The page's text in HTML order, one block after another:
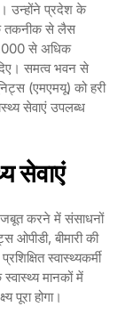
उन्होंने प्रदेश के
तकनीक से लैस
से अधिक
दिए। समत्व भवन से
(एमएमयू) को हरी
सेवाएं उपलब्ध
सेवाएं
करने में संसाधनों
ओपीडी, बीमारी की
स्वास्थ्यकर्मी
मानकों में
पूरा होगा।